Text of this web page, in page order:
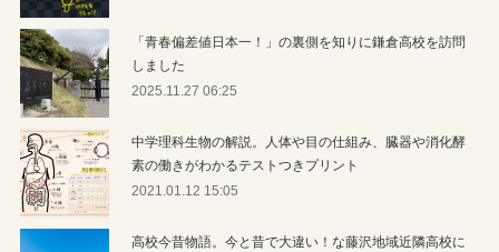
「青春偏差値日本一！」の裏側を知りに鎌倉高校を訪問
しました
2025.11.27 06:25
中学理科生物の解説。人体や目の仕組み、臓器や消化酵
素の働きがわかるテストつきプリント
2021.01.12 15:05
高校今昔物語。今と昔で大違い！な藤沢地域近隣高校に